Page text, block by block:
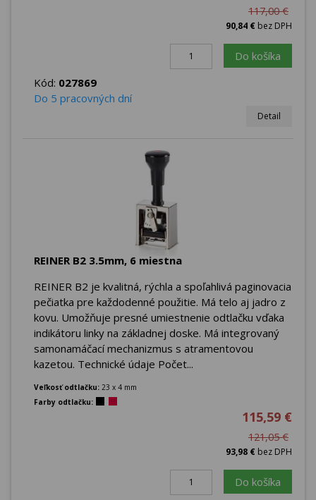
117,00 €
90,84 € bez DPH
Do košíka
Kód: 027869
Do 5 pracovných dní
Detail
REINER B2 3.5mm, 6 miestna
REINER B2 je kvalitná, rýchla a spoľahlivá paginovacia
pečiatka pre každodenné použitie. Má telo aj jadro z
kovu. Umožňuje presné umiestnenie odtlačku vďaka
indikátoru linky na základnej doske. Má integrovaný
samonamáčací mechanizmus s atramentovou
kazetou. Technické údaje Počet...
Veľkosť odtlačku: 23 x 4 mm
Farby odtlačku:
115,59 €
121,05 €
93,98 € bez DPH
Do košíka